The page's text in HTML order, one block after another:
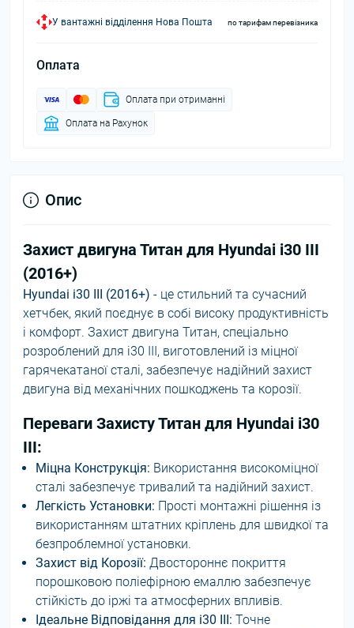
У вантажні відділення Нова Пошта по тарифам перевізника
Оплата
Оплата при отриманні
Оплата на Рахунок
Опис
Захист двигуна Титан для Hyundai i30 III
(2016+)
Hyundai i30 III (2016+) - це стильний та сучасний
хетчбек, який поєднує в собі високу продуктивність
і комфорт. Захист двигуна Титан, спеціально
розроблений для i30 III, виготовлений із міцної
гарячекатаної сталі, забезпечує надійний захист
двигуна від механічних пошкоджень та корозії.
Переваги Захисту Титан для Hyundai i30
III:
Міцна Конструкція: Використання високоміцної
сталі забезпечує тривалий та надійний захист.
Легкість Установки: Прості монтажні рішення із
використанням штатних кріплень для швидкої та
безпроблемної установки.
Захист від Корозії: Двостороннє покриття
порошковою поліефірною емаллю забезпечує
стійкість до іржі та атмосферних впливів.
Ідеальне Відповідання для i30 III: Точне